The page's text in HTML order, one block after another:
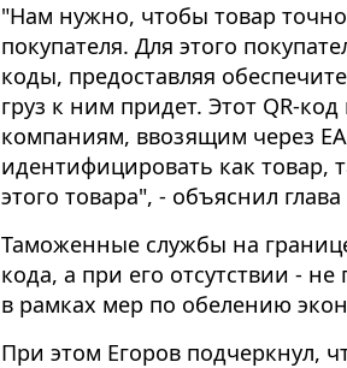
"Нам нужно, чтобы товар
покупателя​​​. Для этого
коды, предоставляя
груз к ним придет. Этот QR-
компаниям, ввозящим через
идентифицировать как товар,
этого товара", - объяснил
Таможенные службы на
кода, а при его отсутствии - не
в рамках мер по обелению
При этом Егоров подчеркнул,